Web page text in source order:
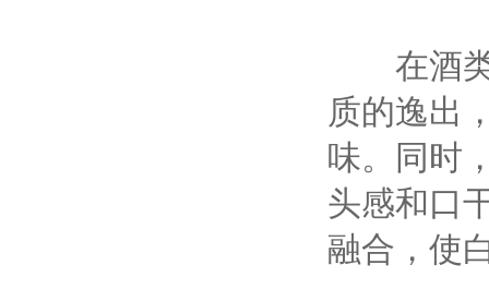
在酒类
质的逸出
味。同时
头感和口
融合，使